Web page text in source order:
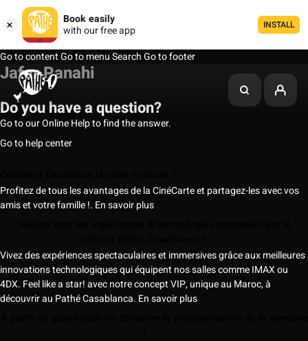
Book easily
with our free app
INSTALL
Go to contentGo to menuSearchGo to footer
Jafar Panahi
Do you have a question?
Go to our Online Help to find the answer.
Go to help center
Profitez de tous les avantages de la CinéCarte et partagez-les avec vos
amis et votre famille !. En savoir plus
Vivez des expériences spectaculaires et immersives grâce aux meilleures
innovations technologiques qui équipent nos salles comme IMAX ou
4DX. Feel like a star! avec notre concept VIP, unique au Maroc, à
découvrir au Pathé Casablanca. En savoir plus